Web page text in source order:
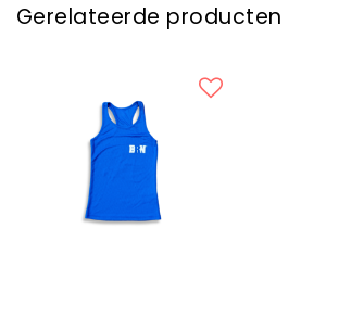
Gerelateerde producten